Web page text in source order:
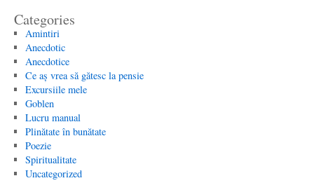
Categories
Amintiri
Anecdotic
Anecdotice
Ce aș vrea să gătesc la pensie
Excursiile mele
Goblen
Lucru manual
Plinătate în bunătate
Poezie
Spiritualitate
Uncategorized